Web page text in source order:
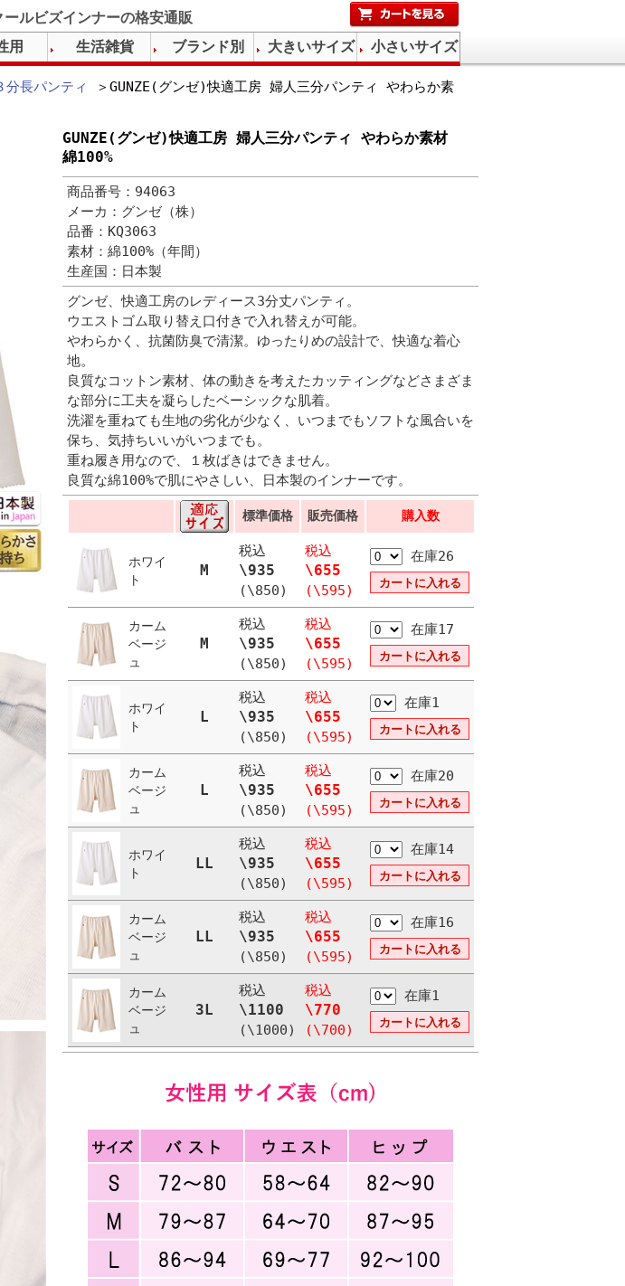
ルビズインナーの格安通販
分長パンティ
＞GUNZE(グンゼ)快適工房 婦人三分パンティ やわらか素
GUNZE(グンゼ)快適工房 婦人三分パンティ やわらか素材
綿100%
商品番号：94063
メーカ：グンゼ（株）
品番：KQ3063
素材：綿100%（年間）
生産国：日本製
グンゼ、快適工房のレディース3分丈パンティ。
ウエストゴム取り替え口付きで入れ替えが可能。
やわらかく、抗菌防臭で清潔。ゆったりめの設計で、快適な着心
地。
良質なコットン素材、体の動きを考えたカッティングなどさまざま
な部分に工夫を凝らしたベーシックな肌着。
洗濯を重ねても生地の劣化が少なく、いつまでもソフトな風合いを
保ち、気持ちいいがいつまでも。
重ね履き用なので、１枚ばきはできません。
良質な綿100%で肌にやさしい、日本製のインナーです。
標準価格 販売価格 購入数
ホワイ
ト
M
税込
\935
(\850)
税込
\655
(\595)
在庫26
カーム
ベージ
ュ
M
税込
\935
(\850)
税込
\655
(\595)
在庫17
ホワイ
ト
L
税込
\935
(\850)
税込
\655
(\595)
在庫1
カーム
ベージ
ュ
L
税込
\935
(\850)
税込
\655
(\595)
在庫20
ホワイ
ト
LL
税込
\935
(\850)
税込
\655
(\595)
在庫14
カーム
ベージ
ュ
LL
税込
\935
(\850)
税込
\655
(\595)
在庫16
カーム
ベージ
ュ
3L
税込
\1100
(\1000)
税込
\770
(\700)
在庫1
用 生活雑貨 ブランド別 大きいサイズ 小さいサイズ